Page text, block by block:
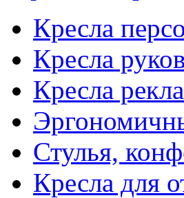
Кресла
Кресла
Кресла
Стулья,
Кресла для